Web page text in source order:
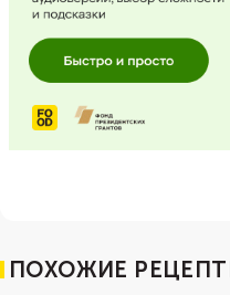
ПОХОЖИЕ